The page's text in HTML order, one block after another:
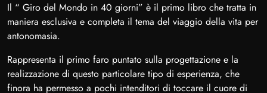
Il “ Giro del Mondo in 40 giorni” è il primo libro che tratta in
maniera esclusiva e completa il tema del viaggio della vita per
antonomasia.
Rappresenta il primo faro puntato sulla progettazione e la
realizzazione di questo particolare tipo di esperienza, che
finora ha permesso a pochi intenditori di toccare il cuore di